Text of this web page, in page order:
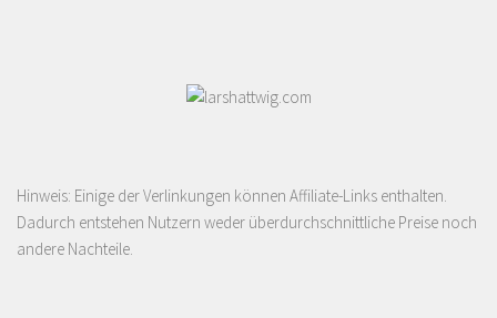
Hinweis: Einige der Verlinkungen können Affiliate-Links enthalten.
Dadurch entstehen Nutzern weder überdurchschnittliche Preise noch
andere Nachteile.